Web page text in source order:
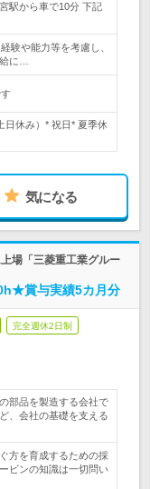
駅から車で10分 下記
験や能力等を考慮し、
に…
休み）* 祝日* 夏季休
気になる
場「三菱重工業グルー
賞与実績5カ月分
完全週休2日制
部品を製造する会社で
、会社の基礎を支える
方を育成するための採
ビンの知識は一切問い